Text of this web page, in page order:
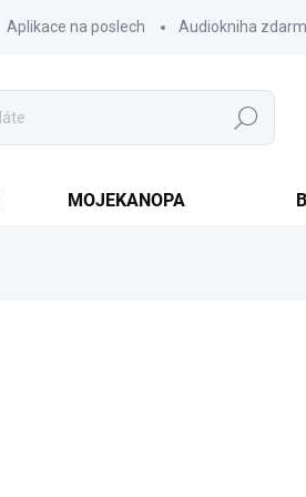
Aplikace na poslech Audiokniha
Hledat
MOJEKANOPA